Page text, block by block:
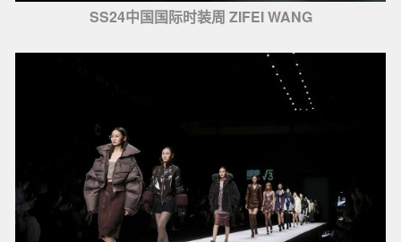
SS24中国国际时装周 ZIFEI WANG